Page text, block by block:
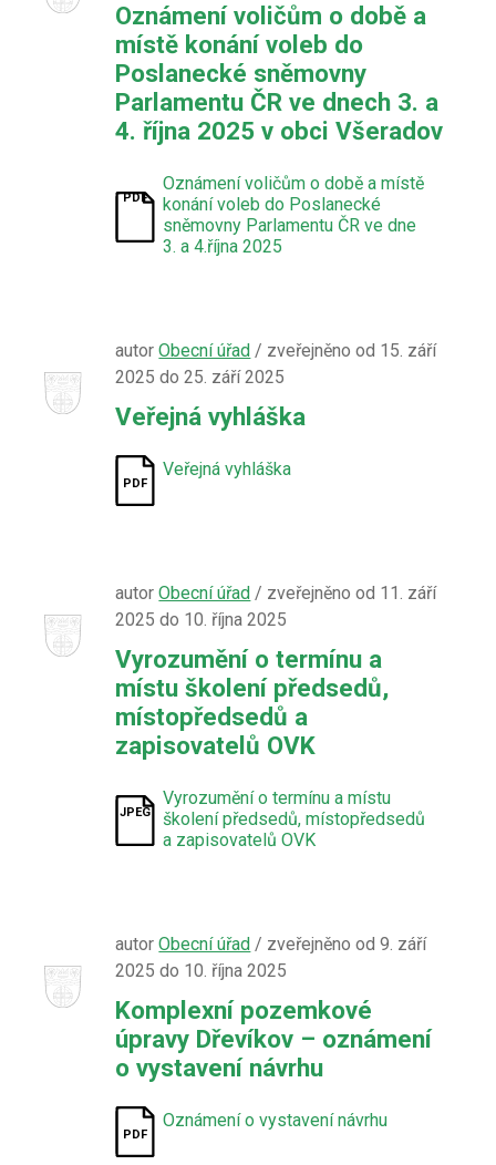
Oznámení voličům o době a
místě konání voleb do
Poslanecké sněmovny
Parlamentu ČR ve dnech 3. a
4. října 2025 v obci Všeradov
Oznámení voličům o době a místě
konání voleb do Poslanecké
sněmovny Parlamentu ČR ve dne
3. a 4.října 2025
autorObecní úřad / zveřejněno od 15. září
2025 do 25. září 2025
Veřejná vyhláška
Veřejná vyhláška
autorObecní úřad / zveřejněno od 11. září
2025 do 10. října 2025
Vyrozumění o termínu a
místu školení předsedů,
místopředsedů a
zapisovatelů OVK
Vyrozumění o termínu a místu
školení předsedů, místopředsedů
a zapisovatelů OVK
autorObecní úřad / zveřejněno od 9. září
2025 do 10. října 2025
Komplexní pozemkové
úpravy Dřevíkov – oznámení
o vystavení návrhu
Oznámení o vystavení návrhu